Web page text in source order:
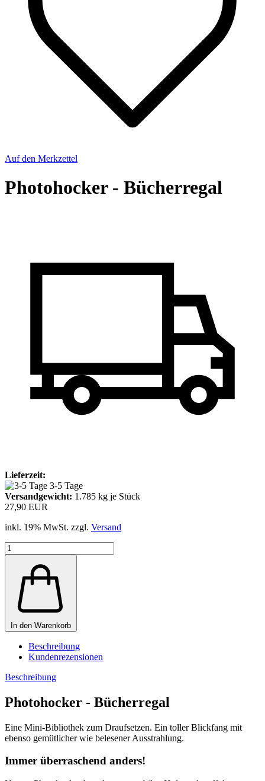
Auf den Merkzettel
Photohocker - Bücherregal
Lieferzeit:
3-5 Tage
Versandgewicht: 1.785 kg je Stück
27,90 EUR
inkl. 19% MwSt. zzgl. Versand
In den Warenkorb
Beschreibung
Kundenrezensionen
Beschreibung
Photohocker - Bücherregal
Eine Mini-Bibliothek zum Draufsetzen. Ein toller Blickfang mit
ebenso gemütlicher wie belesener Ausstrahlung.
Immer überraschend anders!